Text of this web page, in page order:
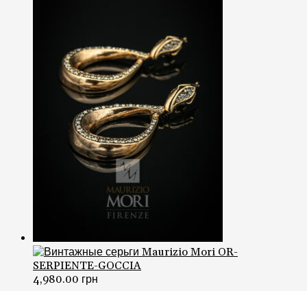
4,980.00 грн